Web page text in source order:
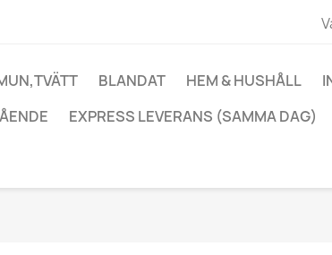
BLANDAT HEM & HUSHÅLL
EXPRESS LEVERANS (SAMMA DAG)